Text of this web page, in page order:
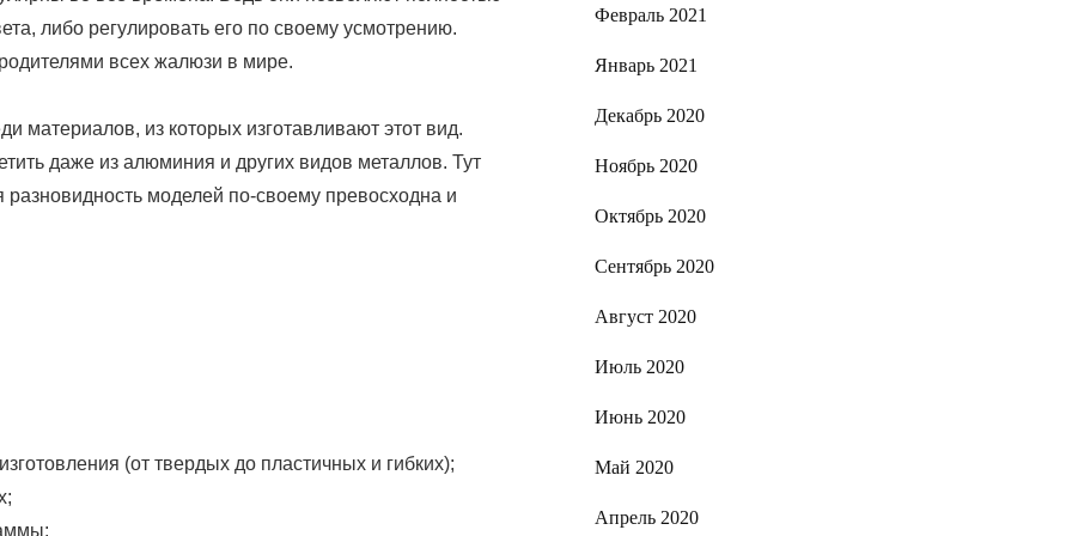
либо регулировать его по своему усмотрению.
всех жалюзи в мире.
материалов, из которых изготавливают этот вид.
даже из алюминия и других видов металлов. Тут
моделей по-своему превосходна и
(от твердых до пластичных и гибких);
Февраль 2021
Январь 2021
Декабрь 2020
Ноябрь 2020
Октябрь 2020
Сентябрь 2020
Август 2020
Июль 2020
Июнь 2020
Май 2020
Апрель 2020